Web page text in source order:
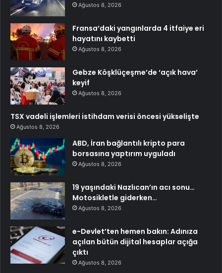
Ağustos 8, 2026
Fransa’daki yangınlarda 4 itfaiye eri
hayatını kaybetti
Ağustos 8, 2026
Gebze Köşklüçeşme’de ‘açık hava’
keyif
Ağustos 8, 2026
TSX vadeli işlemleri istihdam verisi öncesi yükselişte
Ağustos 8, 2026
ABD, İran bağlantılı kripto para
borsasına yaptırım uyguladı
Ağustos 8, 2026
19 yaşındaki Nazlıcan’ın acı sonu…
Motosikletle giderken…
Ağustos 8, 2026
e-Devlet’ten hemen bakın: Adınıza
açılan bütün dijital hesaplar açığa
çıktı
Ağustos 8, 2026